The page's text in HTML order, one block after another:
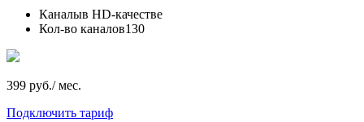
Каналыв HD-качестве
Кол-во каналов130
399 руб./ мес.
Подключить тариф